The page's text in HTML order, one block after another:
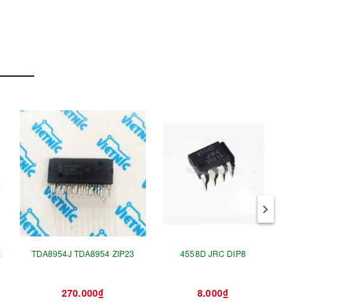
TDA8954J TDA8954 ZIP23
270.000₫
4558D JRC DIP8
8.000₫